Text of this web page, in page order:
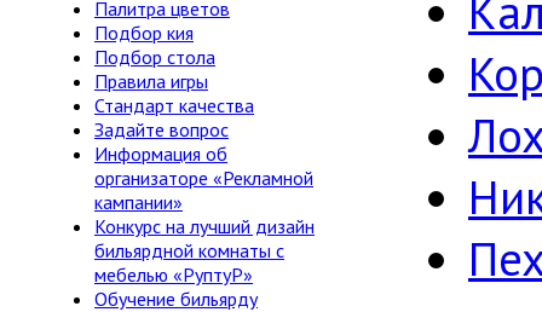
Палитра цветов
Подбор кия
Подбор стола
Правила игры
Стандарт качества
Задайте вопрос
Информация об
организаторе «Рекламной
кампании»
Конкурс на лучший дизайн
бильярдной комнаты с
мебелью «РуптуР»
Обучение бильярду